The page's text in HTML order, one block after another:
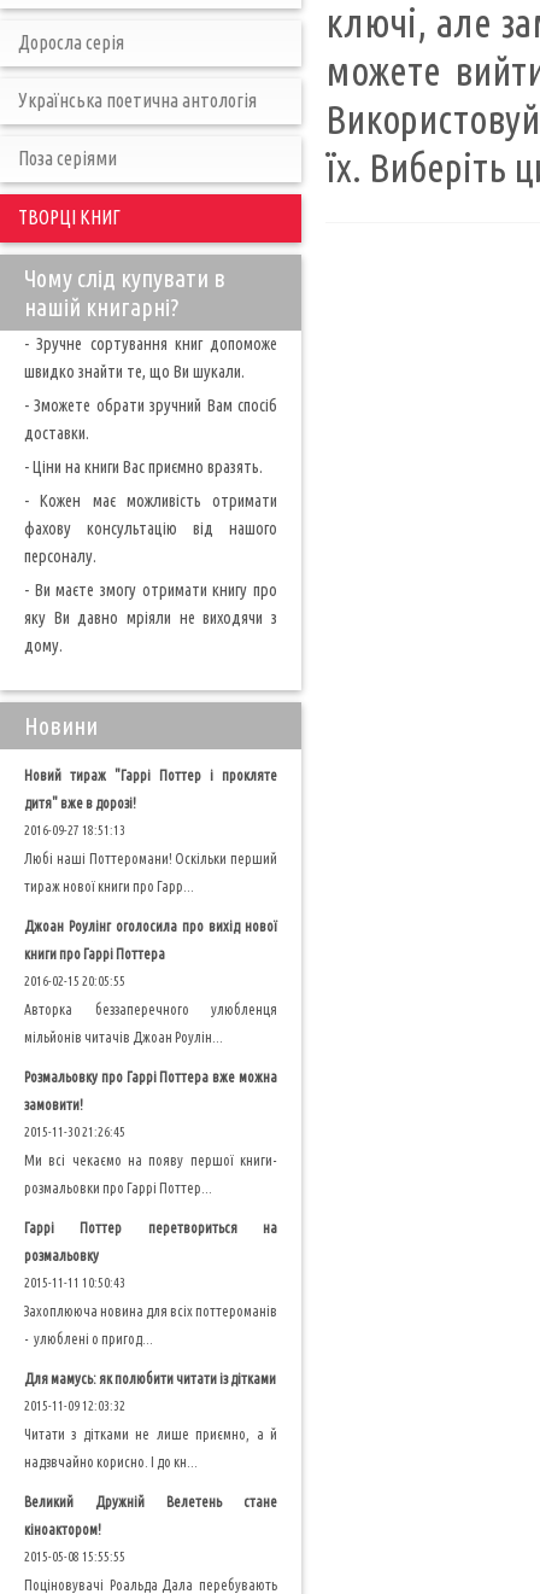
ключі, але
можете
їх. Виберіть
Доросла серія
Українська поетична антологія
Поза серіями
ТВОРЦІ КНИГ
Чому слід купувати в
нашій книгарні?
- Зручне сортування книг допоможе
швидко знайти те, що Ви шукали.
- Зможете обрати зручний Вам спосіб
доставки.
- Ціни на книги Вас приємно вразять.
- Кожен має можливість отримати
фахову консультацію від нашого
персоналу.
- Ви маєте змогу отримати книгу про
яку Ви давно мріяли не виходячи з
дому.
Новини
Новий тираж "Гаррі Поттер і прокляте
дитя" вже в дорозі!
2016-09-27 18:51:13
Любі наші Поттеромани! Оскільки перший
тираж нової книги про Гарр...
Джоан Роулінг оголосила про вихід нової
книги про Гаррі Поттера
2016-02-15 20:05:55
Авторка беззаперечного улюбленця
мільйонів читачів Джоан Роулін...
Розмальовку про Гаррі Поттера вже можна
замовити!
2015-11-30 21:26:45
Ми всі чекаємо на появу першої книги-
розмальовки про Гаррі Поттер...
Гаррі Поттер перетвориться на
розмальовку
2015-11-11 10:50:43
Захоплююча новина для всіх поттероманів
- улюблені о пригод...
Для мамусь: як полюбити читати із дітками
2015-11-09 12:03:32
Читати з дітками не лише приємно, а й
надзвчайно корисно. І до кн...
Великий Дружній Велетень стане
кіноактором!
2015-05-08 15:55:55
Поціновувачі Роальда Дала перебувають